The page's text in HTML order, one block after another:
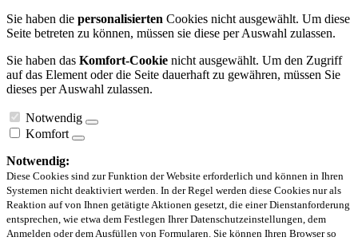
Sie haben die personalisierten Cookies nicht ausgewählt. Um diese
Seite betreten zu können, müssen sie diese per Auswahl zulassen.
Sie haben das Komfort-Cookie nicht ausgewählt. Um den Zugriff
auf das Element oder die Seite dauerhaft zu gewähren, müssen Sie
dieses per Auswahl zulassen.
Notwendig
Komfort
Notwendig:
Diese Cookies sind zur Funktion der Website erforderlich und können in Ihren
Systemen nicht deaktiviert werden. In der Regel werden diese Cookies nur als
Reaktion auf von Ihnen getätigte Aktionen gesetzt, die einer Dienstanforderung
entsprechen, wie etwa dem Festlegen Ihrer Datenschutzeinstellungen, dem
Anmelden oder dem Ausfüllen von Formularen. Sie können Ihren Browser so